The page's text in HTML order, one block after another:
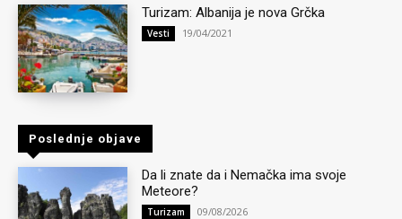
Turizam: Albanija je nova Grčka
Vesti 19/04/2021
Poslednje objave
Da li znate da i Nemačka ima svoje
Meteore?
Turizam 09/08/2026